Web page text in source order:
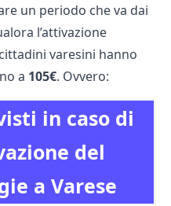
un periodo che va dai
l’attivazione
varesini hanno
a 105€. Ovvero:
in caso di
del
a Varese